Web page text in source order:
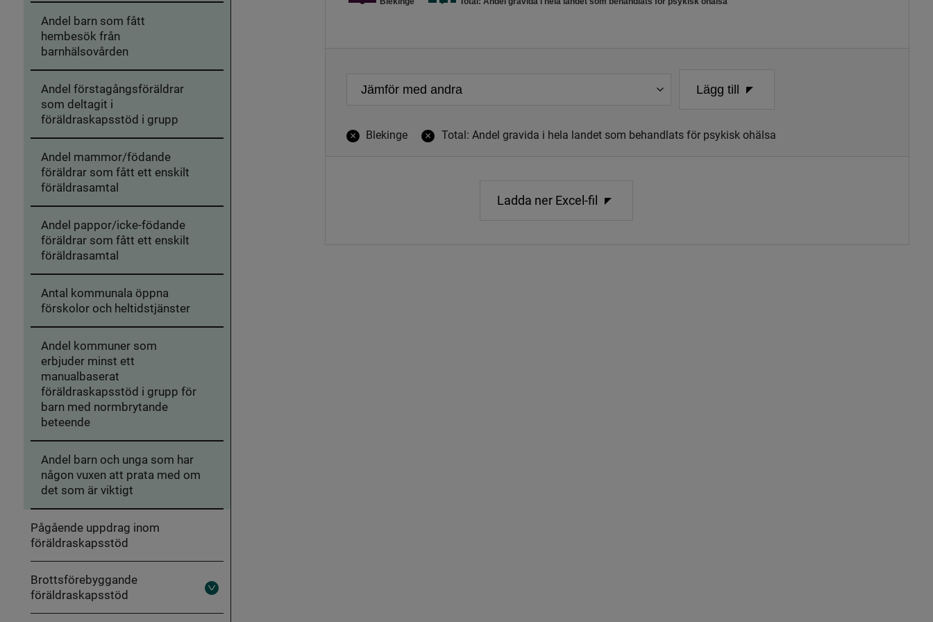
Lägg till
Blekinge
× Total: Andel gravida i hela landet som behandlats för psykisk ohälsa
×
Ladda ner Excel-fil
Andel barn som fått
hembesök från
barnhälsovården
Andel förstagångsföräldrar
som deltagit i
föräldraskapsstöd i grupp
Andel mammor/födande
föräldrar som fått ett enskilt
föräldrasamtal
Andel pappor/icke-födande
föräldrar som fått ett enskilt
föräldrasamtal
Antal kommunala öppna
förskolor och heltidstjänster
Andel kommuner som
erbjuder minst ett
manualbaserat
föräldraskapsstöd i grupp för
barn med normbrytande
beteende
Andel barn och unga som har
någon vuxen att prata med om
det som är viktigt
Pågående uppdrag inom
föräldraskapsstöd
Brottsförebyggande
föräldraskapsstöd
Fäll
Brottsförebyggande